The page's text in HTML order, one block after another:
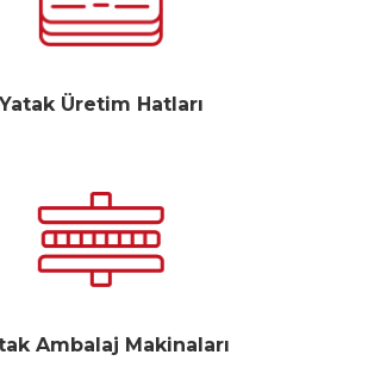
Yatak Üretim Hatları
Ambalaj Makinaları